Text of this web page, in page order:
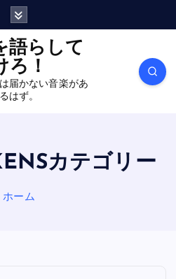
ろ！
届かない音楽があ
るはず。
カテゴリー
ホーム